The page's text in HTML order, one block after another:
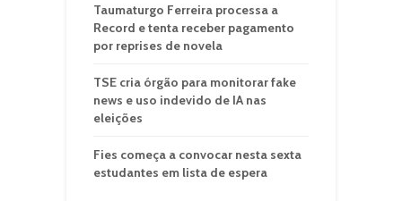
Taumaturgo Ferreira processa a
Record e tenta receber pagamento
por reprises de novela
TSE cria órgão para monitorar fake
news e uso indevido de IA nas
eleições
Fies começa a convocar nesta sexta
estudantes em lista de espera